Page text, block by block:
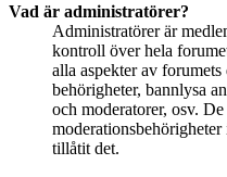
Vad är administratörer?
Administratörer är
kontroll över hela
alla aspekter av
behörigheter, bannlysa
och moderatorer, osv.
tillåtit det.